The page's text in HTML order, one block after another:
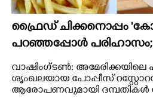
ഫ്രൈഡ് ചിക്കനൊപ്പം
പറഞ്ഞപ്പോൾ
നഷ്ടപരിഹാരം
വാഷിംഗ്ടൺ:
ശൃംഖലയായ പോപ്പീസ്
ആരോപണവുമായി ദമ്പതികൾ